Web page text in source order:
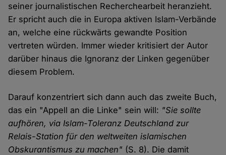
seiner journalistischen Recherchearbeit heranzieht.
Er spricht auch die in Europa aktiven Islam-Verbände
an, welche eine rückwärts gewandte Position
vertreten würden. Immer wieder kritisiert der Autor
darüber hinaus die Ignoranz der Linken gegenüber
diesem Problem.
Darauf konzentriert sich dann auch das zweite Buch,
das ein "Appell an die Linke" sein will: "Sie sollte
aufhören, via Islam-Toleranz Deutschland zur
Relais-Station für den weltweiten islamischen
Obskurantismus zu machen" (S. 8). Die damit